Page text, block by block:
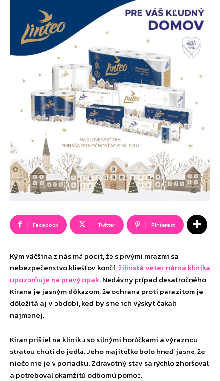
Facebook Twitter Pinterest
Kým väčšina z nás má pocit, že s prvými mrazmi sa
nebezpečenstvo kliešťov končí,žilinská veterinárna klinika
upozorňuje na pravý opak. Nedávny prípad desaťročného
Kirana je jasným dôkazom, že ochrana proti parazitom je
dôležitá aj v období, keď by sme ich výskyt čakali
najmenej.
Kiran prišiel na kliniku so silnými horúčkami a výraznou
stratou chuti do jedla. Jeho majiteľke bolo hneď jasné, že
niečo nie je v poriadku. Zdravotný stav sa rýchlo zhoršoval
a potreboval okamžitú odbornú pomoc.